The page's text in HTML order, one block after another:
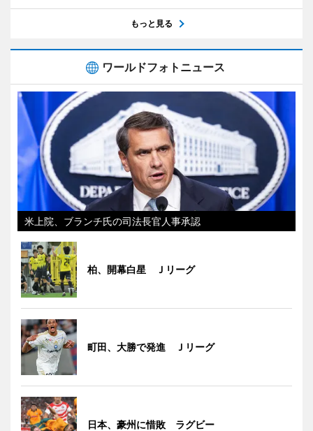
もっと見る
ワールドフォトニュース
米上院、ブランチ氏の司法長官人事承認
柏、開幕白星 Ｊリーグ
町田、大勝で発進 Ｊリーグ
日本、豪州に惜敗 ラグビー